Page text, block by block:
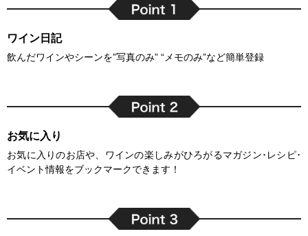
ワイン日記
飲んだワインやシーンを”写真のみ” “メモのみ”など簡単登録
お気に入り
お気に入りのお店や、ワインの楽しみがひろがるマガジン･レシピ･
イベント情報をブックマークできます！